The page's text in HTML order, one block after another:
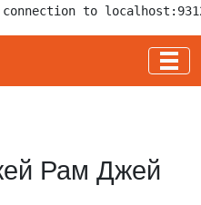
connection to
Рам Джей